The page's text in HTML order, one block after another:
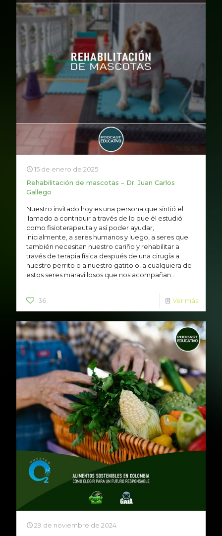
15 de enero de 2025
Rehabilitación de mascotas – Dr. Juan Carlos
Gallego
Nuestro invitado hoy es una persona que sintió el
llamado a contribuir a través de lo que él estudió
como fisioterapeuta y así poder ayudar,
inicialmente, a seres humanos y luego, a seres que
también necesitan nuestro cariño y rehabilitar a
través de terapia física después de una cirugía a
nuestro perrito o a nuestro gatito o, a cualquiera de
estos seres maravillosos que nos acompañan...
36 Ver más
29 de noviembre de 2024